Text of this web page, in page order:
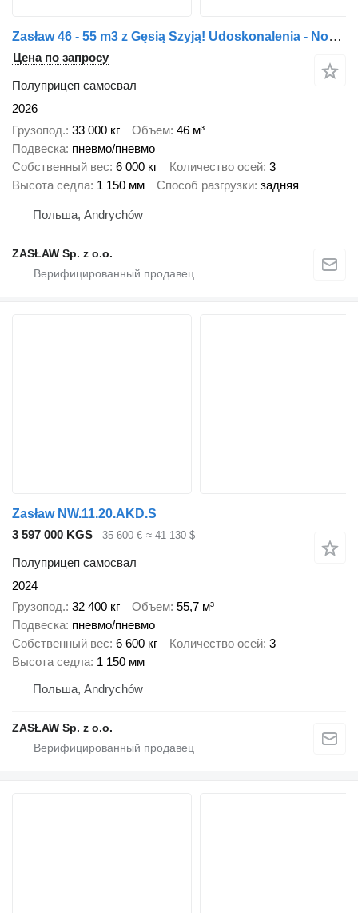
Zasław 46 - 55 m3 z Gęsią Szyją! Udoskonalenia - Nowe Rozwiązania!
Цена по запросу
Полуприцеп самосвал
2026
Грузопод. 33 000 кг Объем 46 м³
Подвеска пневмо/пневмо
Собственный вес 6 000 кг Количество осей 3
Высота седла 1 150 мм Способ разгрузки задняя
Польша, Andrychów
ZASŁAW Sp. z o.o.
Zasław NW.11.20.AKD.S
3 597 000 KGS
35 600 € ≈ 41 130 $
Полуприцеп самосвал
2024
Грузопод. 32 400 кг Объем 55,7 м³
Подвеска пневмо/пневмо
Собственный вес 6 600 кг Количество осей 3
Высота седла 1 150 мм
Польша, Andrychów
ZASŁAW Sp. z o.o.